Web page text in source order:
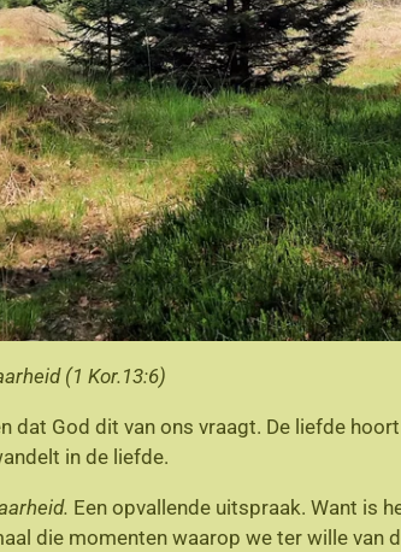
(1 Kor.13:6)
God dit van ons vraagt. De liefde
in de liefde.
Een opvallende uitspraak. Want is
die momenten waarop we ter wille van